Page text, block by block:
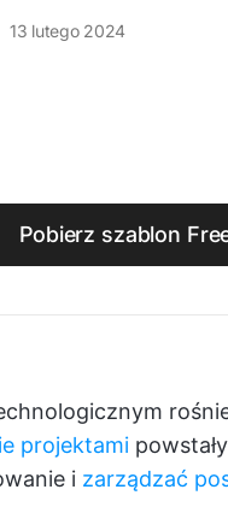
13 lutego 2024
Pobierz szablon
projektami
i zarządzać